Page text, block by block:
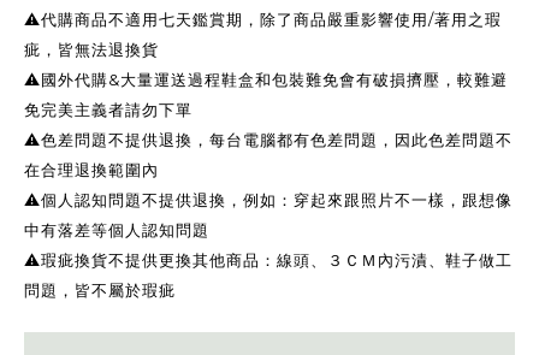
⚠️代購商品不適用七天鑑賞期，除了商品嚴重影響使用/著用之瑕
疵，皆無法退換貨
⚠️國外代購&大量運送過程鞋盒和包裝難免會有破損擠壓，較難避
免完美主義者請勿下單
⚠️色差問題不提供退換，每台電腦都有色差問題，因此色差問題不
在合理退換範圍內
⚠️個人認知問題不提供退換，例如：穿起來跟照片不一樣，跟想像
中有落差等個人認知問題
⚠️瑕疵換貨不提供更換其他商品：線頭、３ＣＭ內污漬、鞋子做工
問題，皆不屬於瑕疵